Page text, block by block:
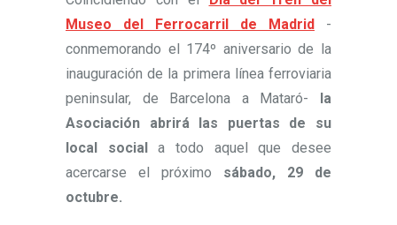
Museo del Ferrocarril de Madrid -
conmemorando el 174º aniversario de la
inauguración de la primera línea ferroviaria
peninsular, de Barcelona a Mataró- la
Asociación abrirá las puertas de su
local sociala todo aquel que desee
acercarse el próximo sábado, 29 de
octubre.